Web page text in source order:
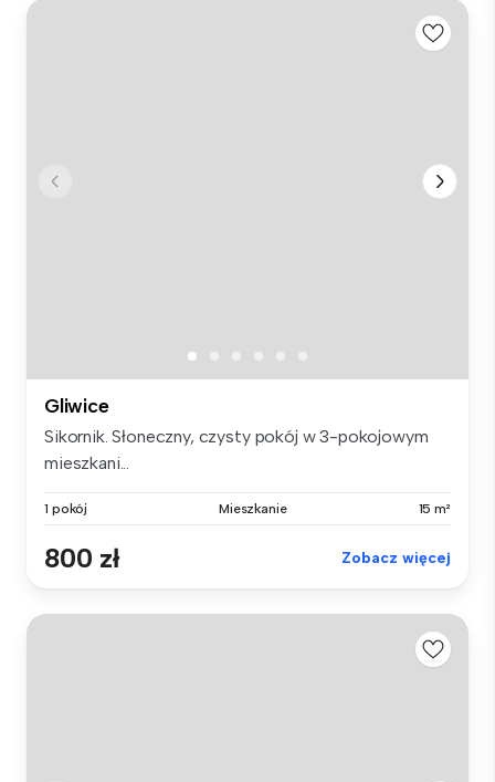
Gliwice
Sikornik. Słoneczny, czysty pokój w 3-pokojowym
mieszkani...
1 pokój Mieszkanie 15 m²
800 zł Zobacz więcej